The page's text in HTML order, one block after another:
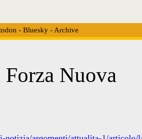
- Bluesky- Archive
Nuova